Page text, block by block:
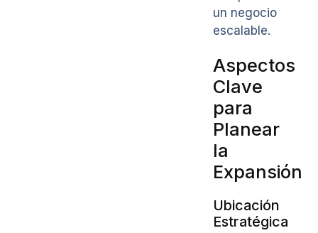
un negocio
escalable.
Aspectos
Clave
para
Planear
la
Expansión
Ubicación
Estratégica